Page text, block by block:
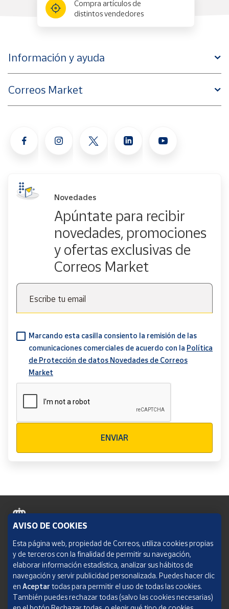
Compra artículos de
distintos vendedores
Información y ayuda
Correos Market
Novedades
Apúntate para recibir
novedades, promociones
y ofertas exclusivas de
Correos Market
Escribe tu email
Marcando esta casilla consiento la remisión de las
comunicaciones comerciales de acuerdo con la Política
de Protección de datos Novedades de Correos
Market
ENVIAR
Política de cookies
Aviso legal
Condiciones del servicio
Política de Privacidad Web
AVISO DE COOKIES
Esta página web, propiedad de Correos, utiliza cookies propias
y de terceros con la finalidad de permitir su navegación,
elaborar información estadística, analizar sus hábitos de
navegación y servir publicidad personalizada. Puedes hacer clic
en Aceptar todas para permitir el uso de todas las cookies.
También puedes rechazar todas (salvo las cookies necesarias)